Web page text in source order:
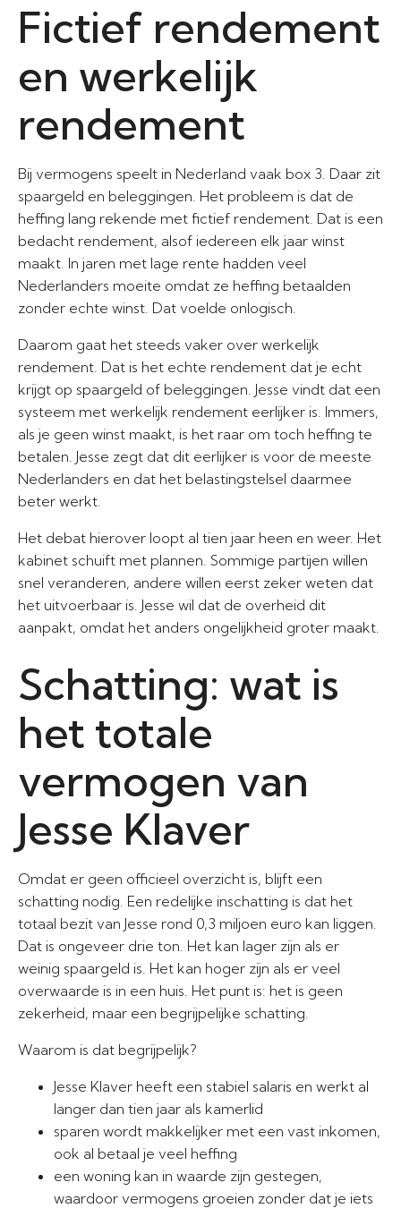
Fictief rendement
en werkelijk
rendement
Bij vermogens speelt in Nederland vaak box 3. Daar zit
spaargeld en beleggingen. Het probleem is dat de
heffing lang rekende met fictief rendement. Dat is een
bedacht rendement, alsof iedereen elk jaar winst
maakt. In jaren met lage rente hadden veel
Nederlanders moeite omdat ze heffing betaalden
zonder echte winst. Dat voelde onlogisch.
Daarom gaat het steeds vaker over werkelijk
rendement. Dat is het echte rendement dat je echt
krijgt op spaargeld of beleggingen. Jesse vindt dat een
systeem met werkelijk rendement eerlijker is. Immers,
als je geen winst maakt, is het raar om toch heffing te
betalen. Jesse zegt dat dit eerlijker is voor de meeste
Nederlanders en dat het belastingstelsel daarmee
beter werkt.
Het debat hierover loopt al tien jaar heen en weer. Het
kabinet schuift met plannen. Sommige partijen willen
snel veranderen, andere willen eerst zeker weten dat
het uitvoerbaar is. Jesse wil dat de overheid dit
aanpakt, omdat het anders ongelijkheid groter maakt.
Schatting: wat is
het totale
vermogen van
Jesse Klaver
Omdat er geen officieel overzicht is, blijft een
schatting nodig. Een redelijke inschatting is dat het
totaal bezit van Jesse rond 0,3 miljoen euro kan liggen.
Dat is ongeveer drie ton. Het kan lager zijn als er
weinig spaargeld is. Het kan hoger zijn als er veel
overwaarde is in een huis. Het punt is: het is geen
zekerheid, maar een begrijpelijke schatting.
Waarom is dat begrijpelijk?
Jesse Klaver heeft een stabiel salaris en werkt al
langer dan tien jaar als kamerlid
sparen wordt makkelijker met een vast inkomen,
ook al betaal je veel heffing
een woning kan in waarde zijn gestegen,
waardoor vermogens groeien zonder dat je iets